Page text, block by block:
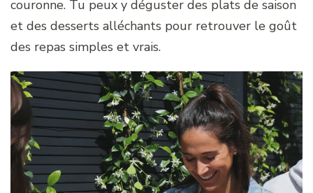
couronne. Tu peux y déguster des plats de saison
et des desserts alléchants pour retrouver le goût
des repas simples et vrais.